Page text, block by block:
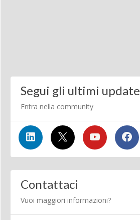
Segui gli ultimi update
Entra nella community
Contattaci
Vuoi maggiori informazioni?